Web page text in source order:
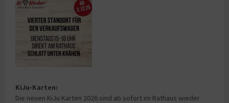
KiJu-Karten:
Die neuen KiJu Karten 2026 sind ab sofort im Rathaus wieder